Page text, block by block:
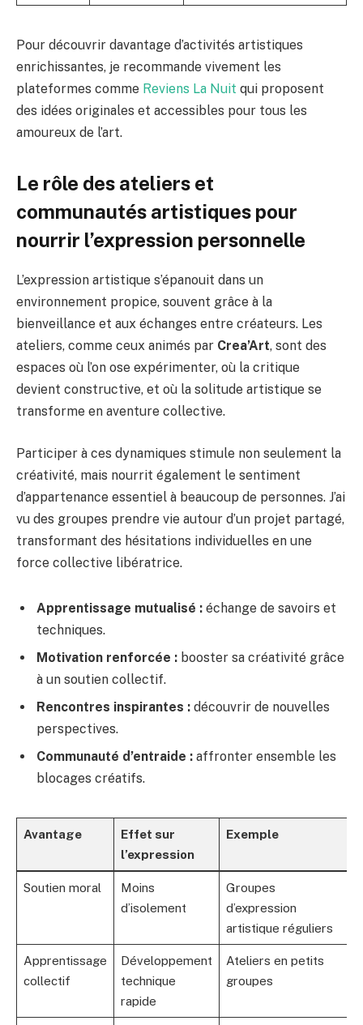
Pour découvrir davantage d’activités artistiques
enrichissantes, je recommande vivement les
plateformes comme Reviens La Nuit qui proposent
des idées originales et accessibles pour tous les
amoureux de l’art.
Le rôle des ateliers et
communautés artistiques pour
nourrir l’expression personnelle
L’expression artistique s’épanouit dans un
environnement propice, souvent grâce à la
bienveillance et aux échanges entre créateurs. Les
ateliers, comme ceux animés par Crea’Art, sont des
espaces où l’on ose expérimenter, où la critique
devient constructive, et où la solitude artistique se
transforme en aventure collective.
Participer à ces dynamiques stimule non seulement la
créativité, mais nourrit également le sentiment
d’appartenance essentiel à beaucoup de personnes. J’ai
vu des groupes prendre vie autour d’un projet partagé,
transformant des hésitations individuelles en une
force collective libératrice.
Apprentissage mutualisé : échange de savoirs et
techniques.
Motivation renforcée : booster sa créativité grâce
à un soutien collectif.
Rencontres inspirantes : découvrir de nouvelles
perspectives.
Communauté d’entraide : affronter ensemble les
blocages créatifs.
Avantage
Effet sur
l’expression
Exemple
Soutien moral
Moins
d’isolement
Groupes
d’expression
artistique réguliers
Apprentissage
collectif
Développement
technique
rapide
Ateliers en petits
groupes